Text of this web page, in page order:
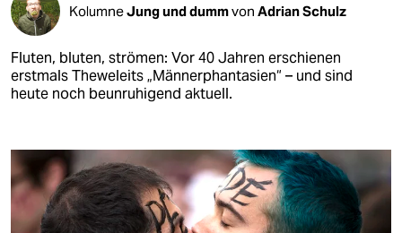
KolumneJung und dummvon Adrian Schulz
Fluten, bluten, strömen: Vor 40 Jahren erschienen
erstmals Theweleits „Männerphantasien“ – und sind
heute noch beunruhigend aktuell.